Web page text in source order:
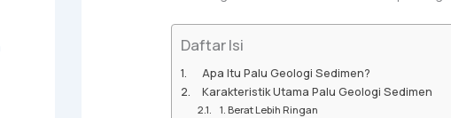
Daftar Isi
Apa Itu Palu Geologi Sedimen?
Karakteristik Utama Palu Geologi Sedimen
1. Berat Lebih Ringan